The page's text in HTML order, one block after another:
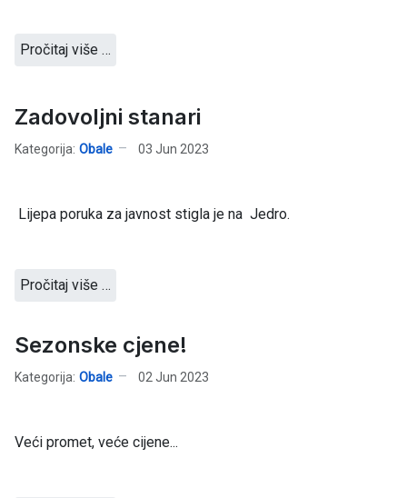
Pročitaj više …
Zadovoljni stanari
Kategorija: Obale 03 Jun 2023
Lijepa poruka za javnost stigla je na Jedro.
Pročitaj više …
Sezonske cjene!
Kategorija: Obale 02 Jun 2023
Veći promet, veće cijene...